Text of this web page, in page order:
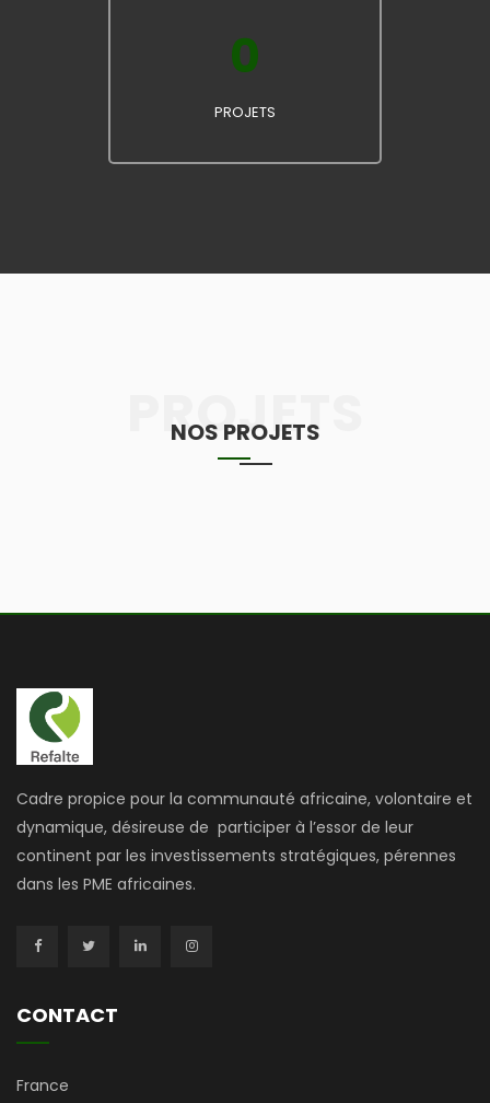
0
PROJETS
PROJETS
NOS PROJETS
Cadre propice pour la communauté africaine, volontaire et
dynamique, désireuse de participer à l’essor de leur
continent par les investissements stratégiques, pérennes
dans les PME africaines.
CONTACT
France